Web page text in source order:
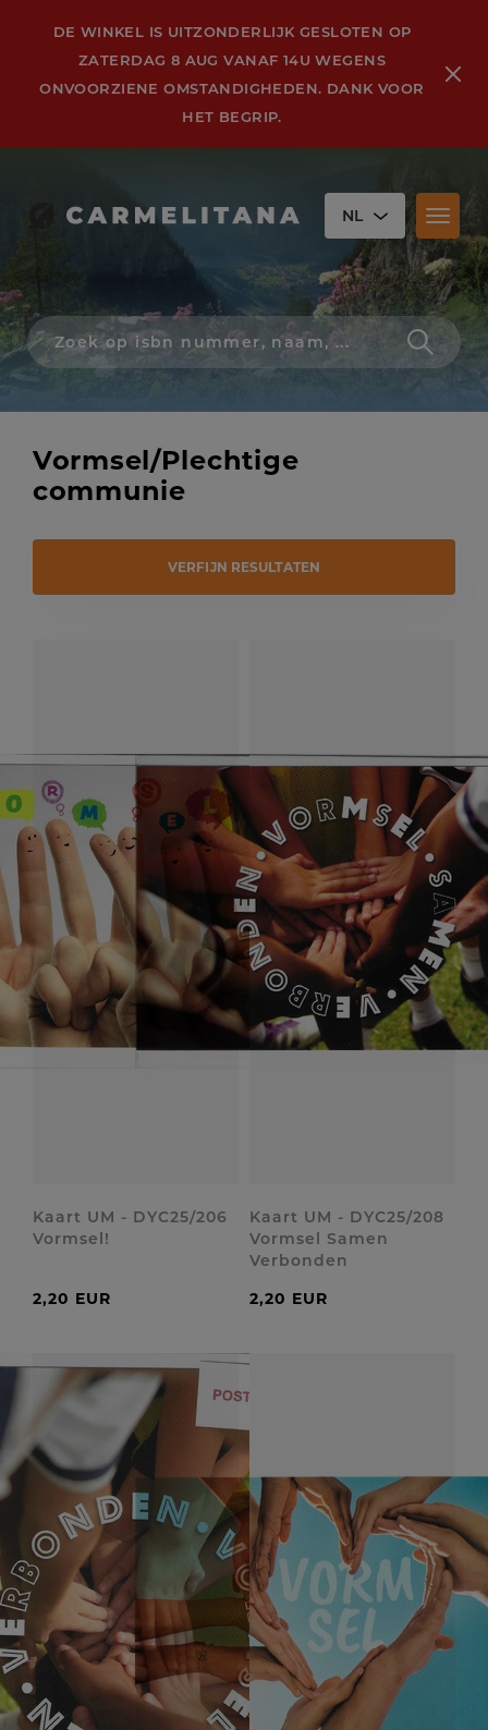
DE WINKEL IS UITZONDERLIJK GESLOTEN OP
ZATERDAG 8 AUG VANAF 14U WEGENS
ONVOORZIENE OMSTANDIGHEDEN. DANK VOOR
HET BEGRIP.
NL
Zoek
op
isbn
schrijver,
of
Vormsel/Plechtige
communie
VERFIJN RESULTATEN
Kaart UM - DYC25/206
Vormsel!
2,20 EUR
Kaart UM - DYC25/208
Vormsel Samen
Verbonden
2,20 EUR